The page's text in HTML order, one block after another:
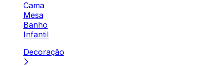
Cama
Mesa
Banho
Infantil
Decoração